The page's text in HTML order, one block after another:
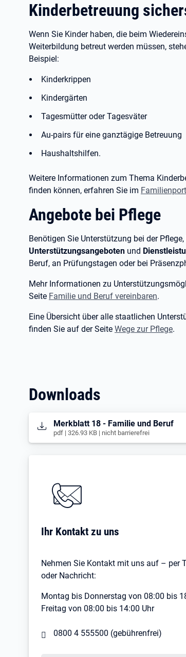
Kinderbetreuung
Wenn Sie Kinder haben, die beim
Weiterbildung betreut werden müssen,
Beispiel:
Kinderkrippen
Kindergärten
Tagesmütter oder Tagesväter
Au-pairs für eine ganztägige Betreuung
Haushaltshilfen.
Weitere Informationen zum Thema
finden können, erfahren Sie im
Angebote bei Pflege
Benötigen Sie Unterstützung bei der
Unterstützungsangeboten und
Beruf, an Prüfungstagen oder bei
Mehr Informationen zu
Seite Familie und Beruf vereinbaren.
Eine Übersicht über alle staatlichen
finden Sie auf der Seite Wege zur Pflege.
Downloads
Öffnet in neuem Tab
Merkblatt 18 - Familie und Beruf
pdf | 326.93 KB | nicht barrierefrei
Ihr Kontakt zu uns
Nehmen Sie Kontakt mit uns auf – per
oder Nachricht:
Montag bis Donnerstag von 08:00 bis
Freitag von 08:00 bis 14:00 Uhr
0800 4 555500 (gebührenfrei)